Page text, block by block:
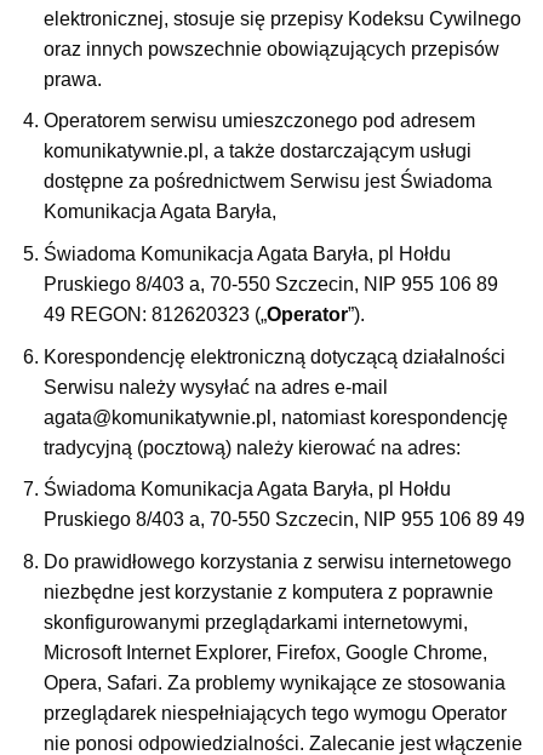
elektronicznej, stosuje się przepisy Kodeksu Cywilnego
oraz innych powszechnie obowiązujących przepisów
prawa.
Operatorem serwisu umieszczonego pod adresem
komunikatywnie.pl, a także dostarczającym usługi
dostępne za pośrednictwem Serwisu jest Świadoma
Komunikacja Agata Baryła,
Świadoma Komunikacja Agata Baryła, pl Hołdu
Pruskiego 8/403 a, 70-550 Szczecin, NIP 955 106 89
49REGON: 812620323 („Operator”).
Korespondencję elektroniczną dotyczącą działalności
Serwisu należy wysyłać na adres e-mail
agata@komunikatywnie.pl, natomiast korespondencję
tradycyjną (pocztową) należy kierować na adres:
Świadoma Komunikacja Agata Baryła, pl Hołdu
Pruskiego 8/403 a, 70-550 Szczecin, NIP 955 106 89 49
Do prawidłowego korzystania z serwisu internetowego
niezbędne jest korzystanie z komputera z poprawnie
skonfigurowanymi przeglądarkami internetowymi,
Microsoft Internet Explorer, Firefox, Google Chrome,
Opera, Safari. Za problemy wynikające ze stosowania
przeglądarek niespełniających tego wymogu Operator
nie ponosi odpowiedzialności. Zalecanie jest włączenie